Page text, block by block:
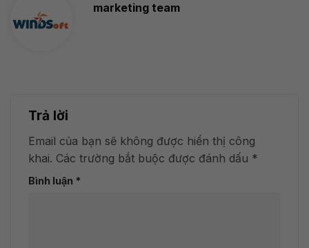
marketing team
Trả lời
Email của bạn sẽ không được hiển thị công
khai. Các trường bắt buộc được đánh dấu *
Bình luận *